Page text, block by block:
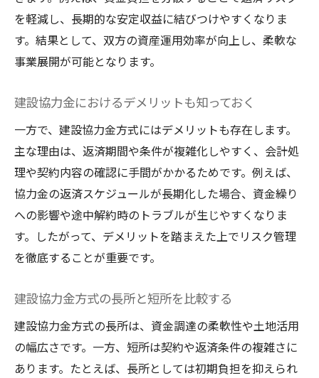
を軽減し、長期的な安定収益に結びつけやすくなりま
す。結果として、双方の資産運用効率が向上し、柔軟な
事業展開が可能となります。
建設協力金におけるデメリットも知っておく
一方で、建設協力金方式にはデメリットも存在します。
主な理由は、返済期間や条件が複雑化しやすく、会計処
理や契約内容の確認に手間がかかるためです。例えば、
協力金の返済スケジュールが長期化した場合、資金繰り
への影響や途中解約時のトラブルが生じやすくなりま
す。したがって、デメリットを踏まえた上でリスク管理
を徹底することが重要です。
建設協力金方式の長所と短所を比較する
建設協力金方式の長所は、資金調達の柔軟性や土地活用
の幅広さです。一方、短所は契約や返済条件の複雑さに
あります。たとえば、長所としては初期負担を抑えられ